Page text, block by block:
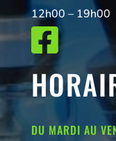
12h00 – 19h00

DU MARDI AU